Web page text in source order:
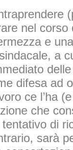
nel corso
e
a
delle
difesa ad
ce l’ha
che
di
sarà